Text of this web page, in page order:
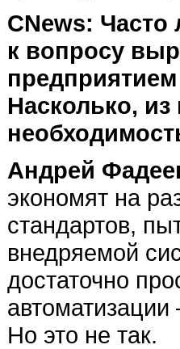
CNews: Часто
к вопросу
Насколько,
Андрей
экономят на
стандартов,
внедряемой
достаточно
Но это не так.